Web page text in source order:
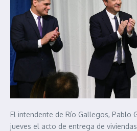
El intendente de Río Gallegos, Pablo
jueves el acto de entrega de